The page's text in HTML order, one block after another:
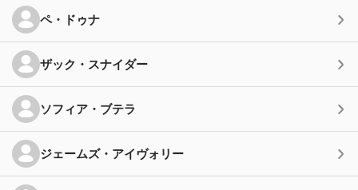
ペ・ドゥナ
ザック・スナイダー
ソフィア・ブテラ
ジェームズ・アイヴォリー